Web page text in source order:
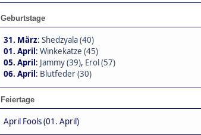
Geburtstage
31. März: Shedzyala (40)
01. April: Winkekatze (45)
05. April: Jammy (39), Erol (57)
06. April: Blutfeder (30)
Feiertage
April Fools (01. April)